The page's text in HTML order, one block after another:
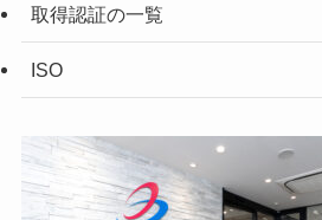
取得認証の一覧
ISO